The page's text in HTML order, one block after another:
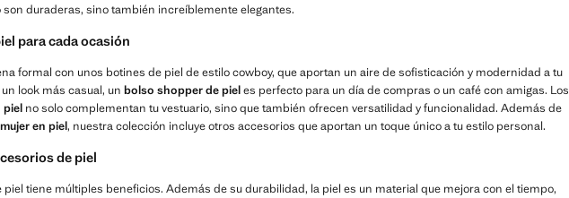
son duraderas, sino también increíblemente elegantes.
para cada ocasión
formal con unos botines de piel de estilo cowboy, que aportan un aire de sofisticación y modernidad a tu
look más casual, un bolso shopper de pieles perfecto para un día de compras o un café con amigas. Los
piel no solo complementan tu vestuario, sino que también ofrecen versatilidad y funcionalidad. Además de
en piel, nuestra colección incluye otros accesorios que aportan un toque único a tu estilo personal.
de piel
piel tiene múltiples beneficios. Además de su durabilidad, la piel es un material que mejora con el tiempo,